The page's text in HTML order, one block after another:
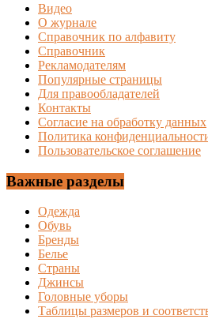
Видео
О журнале
Справочник по алфавиту
Справочник
Рекламодателям
Популярные страницы
Для правообладателей
Контакты
Согласие на обработку данных
Политика
Пользовательское соглашение
Важные разделы
Одежда
Обувь
Бренды
Белье
Страны
Джинсы
Головные уборы
Таблицы размеров и